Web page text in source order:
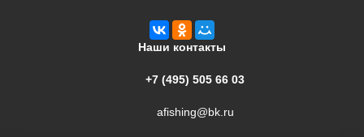
Наши контакты
+7 (495) 505 66 03
afishing@bk.ru